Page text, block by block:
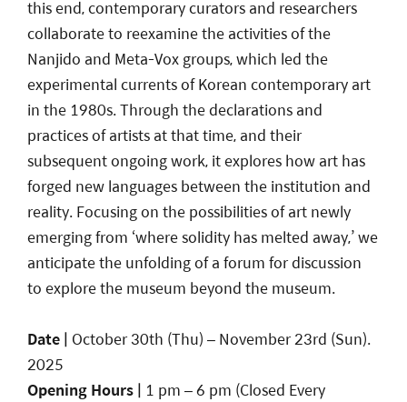
this end, contemporary curators and researchers
collaborate to reexamine the activities of the
Nanjido and Meta-Vox groups, which led the
experimental currents of Korean contemporary art
in the 1980s. Through the declarations and
practices of artists at that time, and their
subsequent ongoing work, it explores how art has
forged new languages between the institution and
reality. Focusing on the possibilities of art newly
emerging from ‘where solidity has melted away,’ we
anticipate the unfolding of a forum for discussion
to explore the museum beyond the museum.
Date | October 30th (Thu) – November 23rd (Sun).
2025
Opening Hours | 1 pm – 6 pm (Closed Every